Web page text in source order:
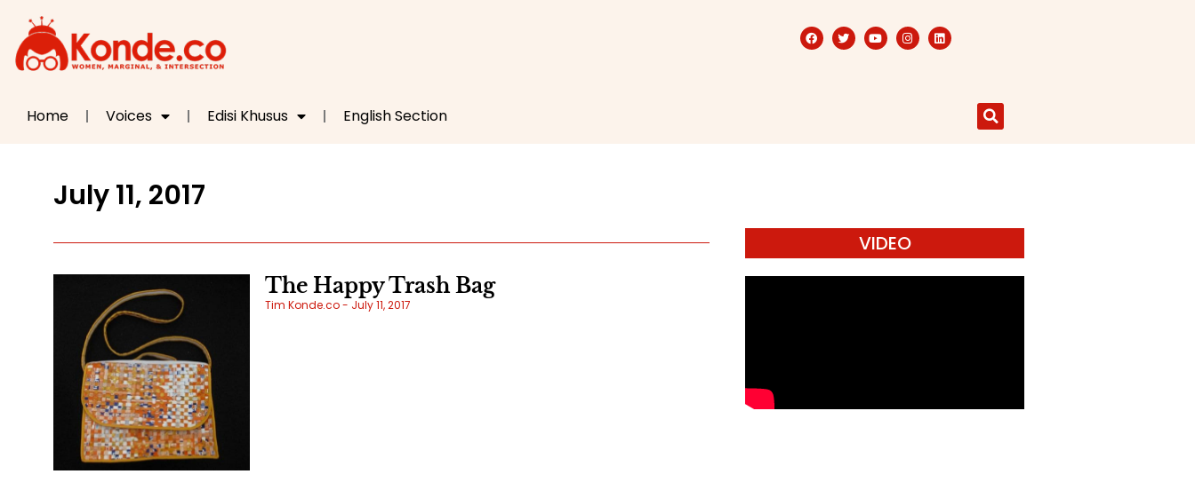
Home Voices Edisi Khusus English Section
July 11, 2017
The Happy Trash Bag
Tim Konde.co July 11, 2017
VIDEO